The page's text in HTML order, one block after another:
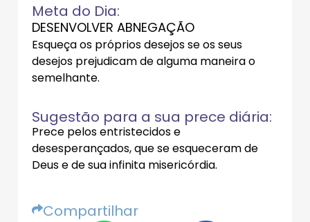
Meta do Dia:
DESENVOLVER ABNEGAÇÃO
Esqueça os próprios desejos se os seus
desejos prejudicam de alguma maneira o
semelhante.
Sugestão para a sua prece diária:
Prece pelos entristecidos e
desesperançados, que se esqueceram de
Deus e de sua infinita misericórdia.
Compartilhar